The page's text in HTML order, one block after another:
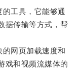
工具，它能够通
据传输等方式，帮
网页加载速度和
戏和视频流媒体的